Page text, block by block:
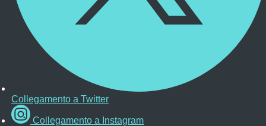
Collegamento a Twitter
Collegamento a Instagram